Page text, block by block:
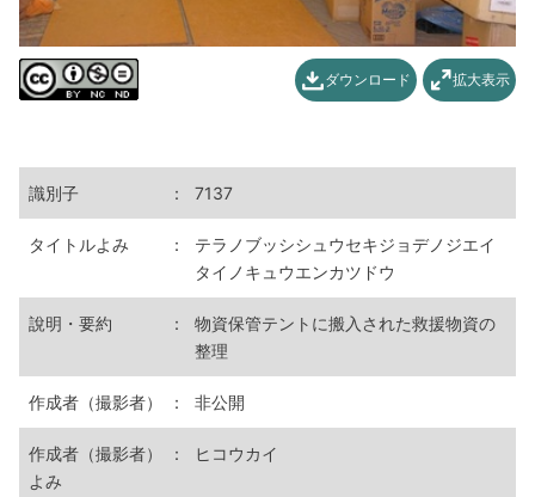
拡大表示
ダウンロード
識別子 ： 7137
タイトルよみ ：
テラノブッシシュウセキジョデノジエイ
タイノキュウエンカツドウ
說明・要約 ：
物資保管テントに搬入された救援物資の
整理
作成者（撮影者） ： 非公開
作成者（撮影者）
よみ
： ヒコウカイ